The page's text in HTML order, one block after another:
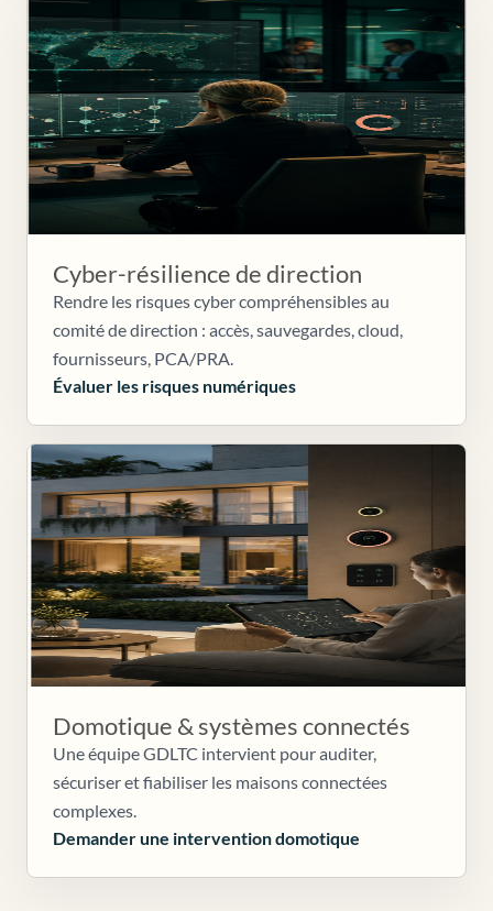
Cyber-résilience de direction
Rendre les risques cyber compréhensibles au
comité de direction : accès, sauvegardes, cloud,
fournisseurs, PCA/PRA.
Évaluer les risques numériques
Domotique & systèmes connectés
Une équipe GDLTC intervient pour auditer,
sécuriser et fiabiliser les maisons connectées
complexes.
Demander une intervention domotique